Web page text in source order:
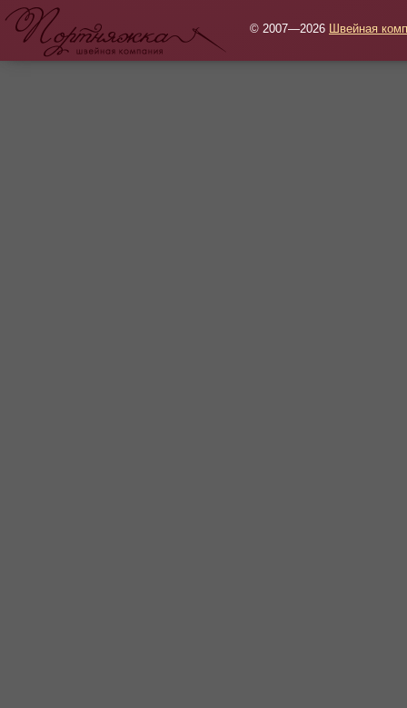
© 2007—2026 Швейная